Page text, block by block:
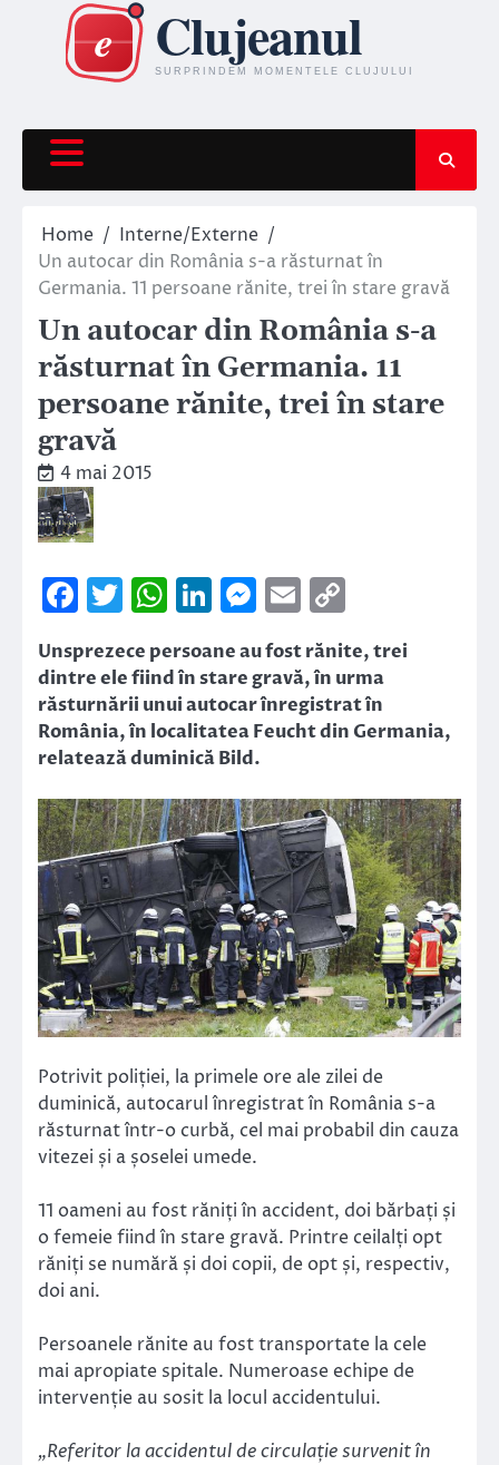
content
Home
Interne/Externe
Un autocar din România s-a răsturnat în
Germania. 11 persoane rănite, trei în stare gravă
Un autocar din România s-a
răsturnat în Germania. 11
persoane rănite, trei în stare
gravă
4 mai 2015
Facebook
Twitter
WhatsApp
LinkedIn
Messenger
Email
Link
Unsprezece persoane au fost rănite, trei
dintre ele fiind în stare gravă, în urma
răsturnării unui autocar înregistrat în
România, în localitatea Feucht din Germania,
relatează duminică Bild.
Potrivit poliției, la primele ore ale zilei de
duminică, autocarul înregistrat în România s-a
răsturnat într-o curbă, cel mai probabil din cauza
vitezei și a șoselei umede.
11 oameni au fost răniți în accident, doi bărbați și
o femeie fiind în stare gravă. Printre ceilalți opt
răniți se numără și doi copii, de opt și, respectiv,
doi ani.
Persoanele rănite au fost transportate la cele
mai apropiate spitale. Numeroase echipe de
intervenție au sosit la locul accidentului.
„Referitor la accidentul de circulație survenit în